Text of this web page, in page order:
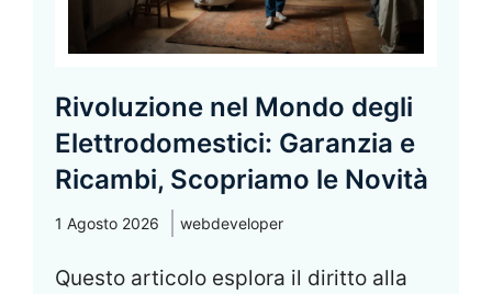
Rivoluzione nel Mondo degli
Elettrodomestici: Garanzia e
Ricambi, Scopriamo le Novità
1 Agosto 2026 webdeveloper
Questo articolo esplora il diritto alla